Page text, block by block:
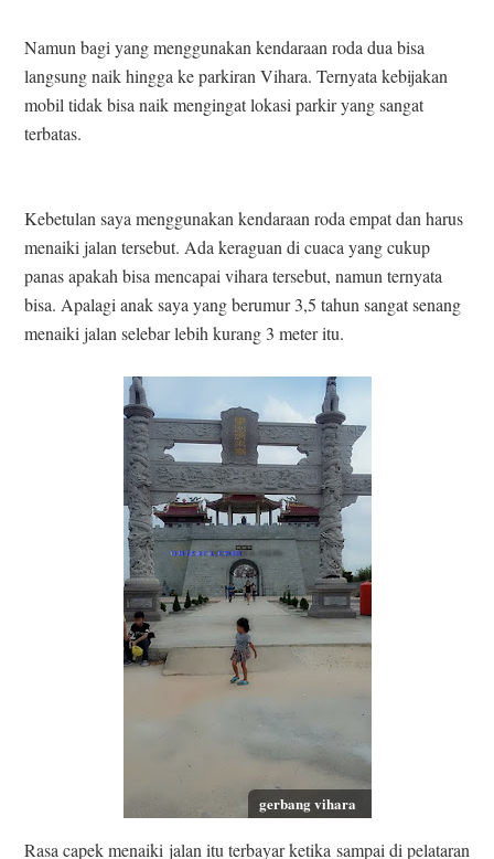
Namun bagi yang menggunakan kendaraan roda dua bisa
langsung naik hingga ke parkiran Vihara. Ternyata kebijakan
mobil tidak bisa naik mengingat lokasi parkir yang sangat
terbatas.
Kebetulan saya menggunakan kendaraan roda empat dan harus
menaiki jalan tersebut. Ada keraguan di cuaca yang cukup
panas apakah bisa mencapai vihara tersebut, namun ternyata
bisa. Apalagi anak saya yang berumur 3,5 tahun sangat senang
menaiki jalan selebar lebih kurang 3 meter itu.
gerbang vihara
Rasa capek menaiki jalan itu terbayar ketika sampai di pelataran